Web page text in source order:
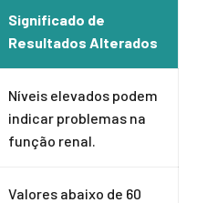
Significado de
Resultados Alterados
Níveis elevados podem
indicar problemas na
função renal.
Valores abaixo de 60